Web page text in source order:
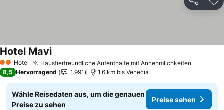
Teilen
2 Sterne
Hotel Haustierfreundliche Aufenthalte mit Annehmlichkeiten
Hotel MaviPreise sehen
8,5 Hervorragend 1.991 1.6 km bis Venecia
Wähle Reisedaten aus, um die genauen
Preise zu sehen
Preise sehen